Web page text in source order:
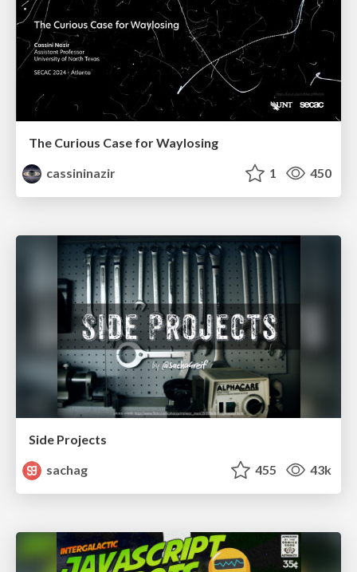
The Curious Case for Waylosing
cassininazir
1 450
Side Projects
sachag
455 43k